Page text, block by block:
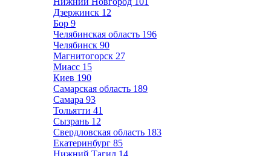
Дзержинск 12
Бор 9
Челябинская область 196
Челябинск 90
Магнитогорск 27
Миасс 15
Киев 190
Самарская область 189
Самара 93
Тольятти 41
Сызрань 12
Свердловская область 183
Екатеринбург 85
Нижний Тагил 14